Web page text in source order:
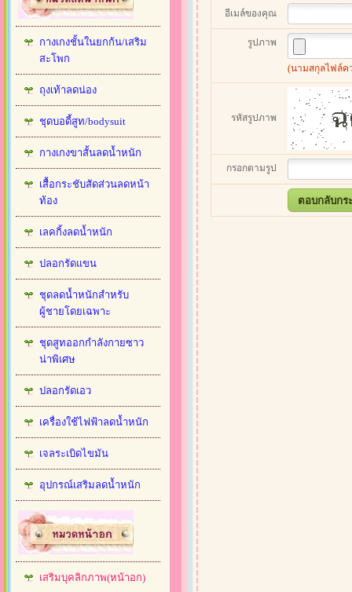
กางเกงชั้นในยกก้น/เสริม
สะโพก
ถุงเท้าลดน่อง
ชุดบอดี้สูท/bodysuit
กางเกงขาสั้นลดน้ำหนัก
เสื้อกระชับสัดส่วนลดหน้า
ท้อง
เลคกิ้งลดน้ำหนัก
ปลอกรัดแขน
ชุดลดน้ำหนักสำหรับ
ผู้ชายโดยเฉพาะ
ชุดสูทออกกำลังกายซาว
น่าพิเศษ
ปลอกรัดเอว
เครื่องใช้ไฟฟ้าลดน้ำหนัก
เจลระเบิดไขมัน
อุปกรณ์เสริมลดน้ำหนัก
เสริมบุคลิกภาพ(หน้าอก)
อีเมล์ของคุณ
รูปภาพ
(นามสกุลไฟล์คว
รหัสรูปภาพ
กรอกตามรูป